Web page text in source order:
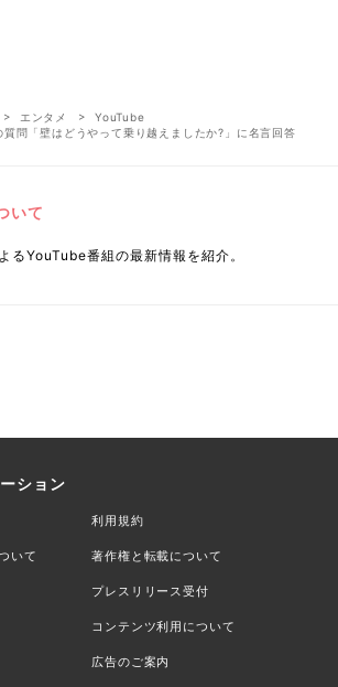
エンタメ
YouTube
質問「壁はどうやって乗り越えましたか?」に名言回答
いて
るYouTube番組の最新情報を紹介。
ション
利用規約
いて 著作権と転載について
プレスリリース受付
コンテンツ利用について
広告のご案内